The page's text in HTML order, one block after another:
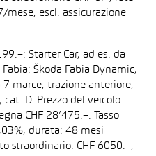
mese, escl. assicurazione
Starter Car, ad es. da
Škoda Fabia Dynamic,
7 marce, trazione anteriore,
D. Prezzo del veicolo
CHF 28’475.–. Tasso
durata: 48 mesi
straordinario: CHF 6050.–,